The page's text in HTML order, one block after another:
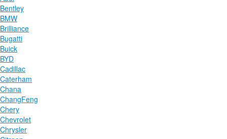
Bentley
BMW
Brilliance
Bugatti
Buick
BYD
Cadillac
Caterham
Chana
ChangFeng
Chery
Chevrolet
Chrysler